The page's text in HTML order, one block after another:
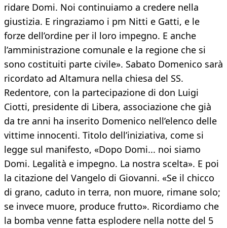
ridare Domi. Noi continuiamo a credere nella
giustizia. E ringraziamo i pm Nitti e Gatti, e le
forze dell’ordine per il loro impegno. E anche
l’amministrazione comunale e la regione che si
sono costituiti parte civile». Sabato Domenico sarà
ricordato ad Altamura nella chiesa del SS.
Redentore, con la partecipazione di don Luigi
Ciotti, presidente di Libera, associazione che già
da tre anni ha inserito Domenico nell’elenco delle
vittime innocenti. Titolo dell’iniziativa, come si
legge sul manifesto, «Dopo Domi... noi siamo
Domi. Legalità e impegno. La nostra scelta». E poi
la citazione del Vangelo di Giovanni. «Se il chicco
di grano, caduto in terra, non muore, rimane solo;
se invece muore, produce frutto». Ricordiamo che
la bomba venne fatta esplodere nella notte del 5